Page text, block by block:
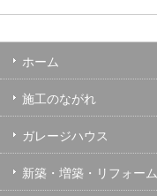
ホーム
施工のながれ
ガレージハウス
新築・増築・リフォーム